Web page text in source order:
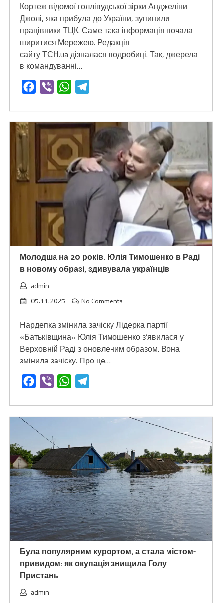
Кортеж відомої голлівудської зірки Анджеліни
Джолі, яка прибула до України, зупинили
працівники ТЦК. Саме така інформація почала
ширитися Мережею. Редакція
сайту ТСН.ua дізналася подробиці. Так, джерела
в командуванні…
Facebook
Viber WhatsApp
Молодша на 20 років. Юлія Тимошенко в Раді
в новому образі, здивувала українців
admin
05.11.2025
No Comments
Нардепка змінила зачіску Лідерка партії
«Батьківщина» Юлія Тимошенко з’явилася у
Верховній Раді з оновленим образом. Вона
змінила зачіску. Про це…
Facebook
Viber WhatsApp
Була популярним курортом, а стала містом-
привидом: як окупація знищила Голу
Пристань
admin